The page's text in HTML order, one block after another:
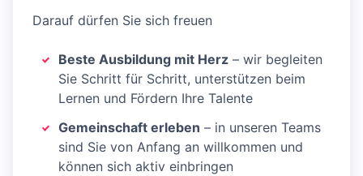
Darauf dürfen Sie sich freuen
Beste Ausbildung mit Herz – wir begleiten
Sie Schritt für Schritt, unterstützen beim
Lernen und Fördern Ihre Talente
Gemeinschaft erleben – in unseren Teams
sind Sie von Anfang an willkommen und
können sich aktiv einbringen